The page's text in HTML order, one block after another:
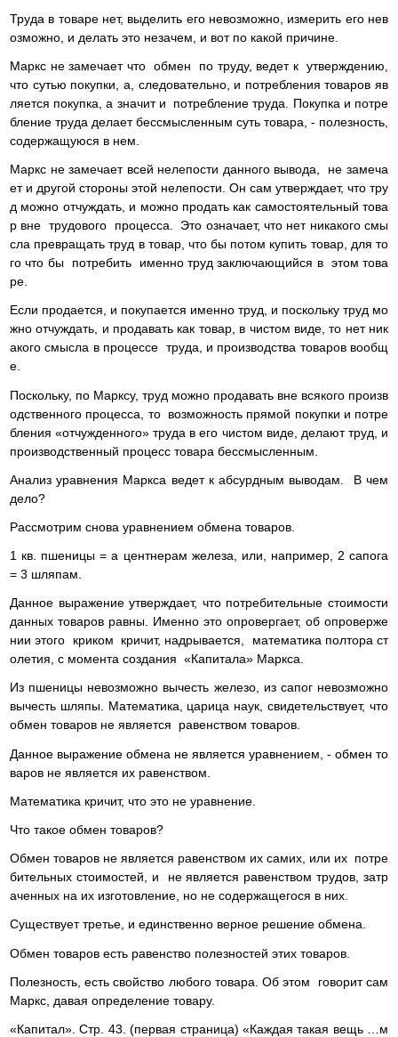
Труда в товаре нет, выделить его невозможно, измерить его нев
озможно, и делать это незачем, и вот по какой причине.
Маркс не замечает что обмен по труду, ведет к утверждению,
что сутью покупки, а, следовательно, и потребления товаров яв
ляется покупка, а значит и потребление труда. Покупка и потре
бление труда делает бессмысленным суть товара, - полезность,
содержащуюся в нем.
Маркс не замечает всей нелепости данного вывода, не замеча
ет и другой стороны этой нелепости. Он сам утверждает, что тру
д можно отчуждать, и можно продать как самостоятельный това
р вне трудового процесса. Это означает, что нет никакого смы
сла превращать труд в товар, что бы потом купить товар, для то
го что бы потребить именно труд заключающийся в этом това
ре.
Если продается, и покупается именно труд, и поскольку труд мо
жно отчуждать, и продавать как товар, в чистом виде, то нет ник
акого смысла в процессе труда, и производства товаров вообщ
е.
Поскольку, по Марксу, труд можно продавать вне всякого произв
одственного процесса, то возможность прямой покупки и потре
бления «отчужденного» труда в его чистом виде, делают труд, и
производственный процесс товара бессмысленным.
Анализ уравнения Маркса ведет к абсурдным выводам. В чем
дело?
Рассмотрим снова уравнением обмена товаров.
1 кв. пшеницы = а центнерам железа, или, например, 2 сапога
= 3 шляпам.
Данное выражение утверждает, что потребительные стоимости
данных товаров равны. Именно это опровергает, об опроверже
нии этого криком кричит, надрывается, математика полтора ст
олетия, с момента создания «Капитала» Маркса.
Из пшеницы невозможно вычесть железо, из сапог невозможно
вычесть шляпы. Математика, царица наук, свидетельствует, что
обмен товаров не является равенством товаров.
Данное выражение обмена не является уравнением, - обмен то
варов не является их равенством.
Математика кричит, что это не уравнение.
Что такое обмен товаров?
Обмен товаров не является равенством их самих, или их потре
бительных стоимостей, и не является равенством трудов, затр
аченных на их изготовление, но не содержащегося в них.
Существует третье, и единственно верное решение обмена.
Обмен товаров есть равенство полезностей этих товаров.
Полезность, есть свойство любого товара. Об этом говорит сам
Маркс, давая определение товару.
«Капитал». Стр. 43. (первая страница) «Каждая такая вещь …м